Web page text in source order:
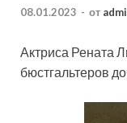
08.01.2023 - от
Актриса Рената
бюстгальтеров